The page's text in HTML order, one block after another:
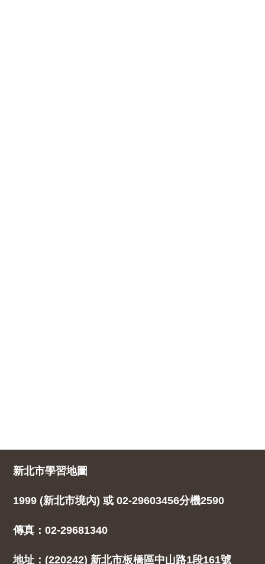
新北市學習地圖
1999 (新北市境內) 或 02-29603456分機2590
傳真：02-29681340
地址：(220242) 新北市板橋區中山路1段161號